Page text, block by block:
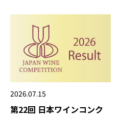
2026.07.15
第22回 日本ワインコンク